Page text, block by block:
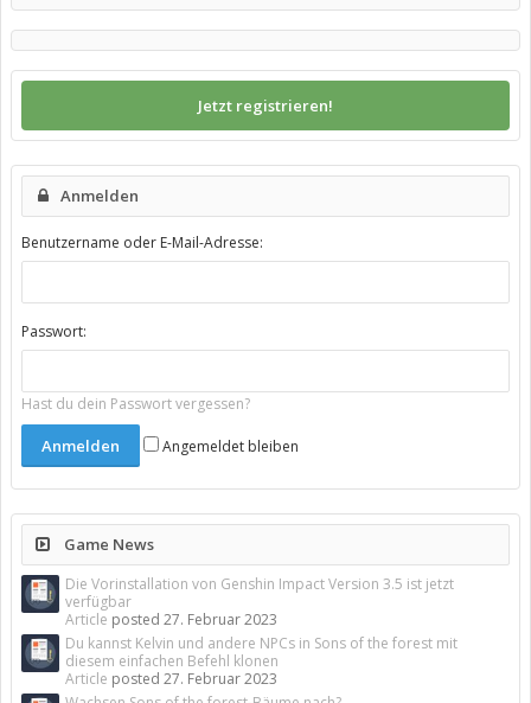
Jetzt registrieren!
Anmelden
Benutzername oder E-Mail-Adresse:
Passwort:
Hast du dein Passwort vergessen?
Angemeldet bleiben
Game News
Die Vorinstallation von Genshin Impact Version 3.5 ist jetzt
verfügbar
Article posted 27. Februar 2023
Du kannst Kelvin und andere NPCs in Sons of the forest mit
diesem einfachen Befehl klonen
Article posted 27. Februar 2023